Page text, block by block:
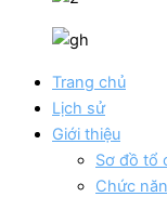
Trang chủ
Lịch sử
Giới thiệu
Sơ đồ tổ
Chức